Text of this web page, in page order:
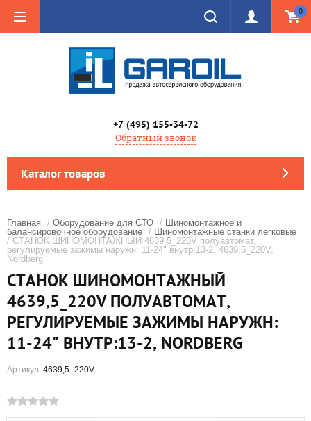
0
+7 (495) 155-34-72
Обратный звонок
Каталог товаров
Главная / Оборудование для СТО /
Шиномонтажное и
балансировочное оборудование /
Шиномонтажные станки легковые
/ СТАНОК ШИНОМОНТАЖНЫЙ 4639,5_220V полуавтомат,
регулируемые зажимы наружн: 11-24" внутр:13-2, 4639,5_220V,
Nordberg
СТАНОК ШИНОМОНТАЖНЫЙ
4639,5_220V ПОЛУАВТОМАТ,
РЕГУЛИРУЕМЫЕ ЗАЖИМЫ НАРУЖН:
11-24" ВНУТР:13-2, NORDBERG
Артикул: 4639,5_220V